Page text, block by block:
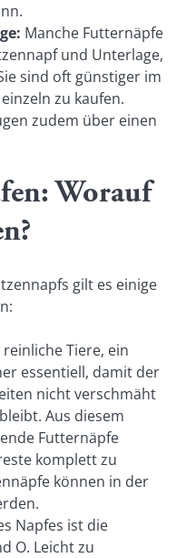
Manche Futternäpfe
und Unterlage,
sind oft günstiger im
zu kaufen.
zudem über einen
Worauf
gilt es einige
Tiere, ein
essentiell, damit der
nicht verschmäht
Aus diesem
Futternäpfe
komplett zu
können in der
Napfes ist die
O. Leicht zu